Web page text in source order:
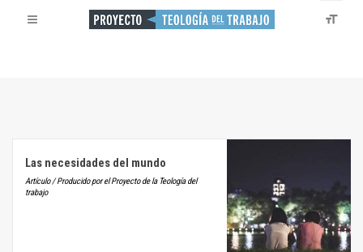
Las necesidades del mundo
Artículo / Producido por el Proyecto de la Teología del
trabajo